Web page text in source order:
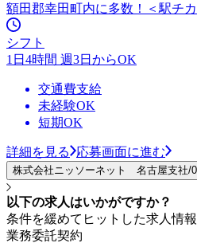
額田郡幸田町内に多数！＜駅チ
シフト
1日4時間 週3日からOK
交通費支給
未経験OK
短期OK
詳細を見る 応募画面に進む
株式会社ニッソーネット 名古屋支社/
以下の求人はいかがですか？
条件を緩めてヒットした求人情
業務委託契約